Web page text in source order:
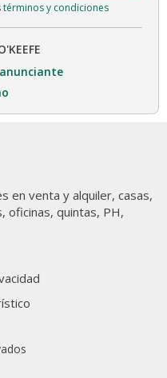
términos y condiciones
en venta y alquiler, casas,
oficinas, quintas, PH,